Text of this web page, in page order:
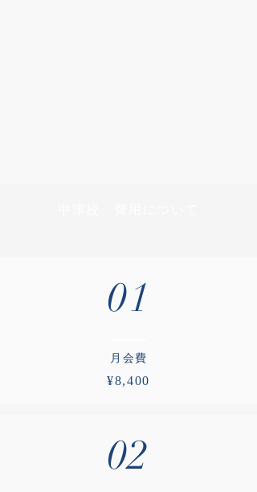
01
​月会費
¥8,400
02